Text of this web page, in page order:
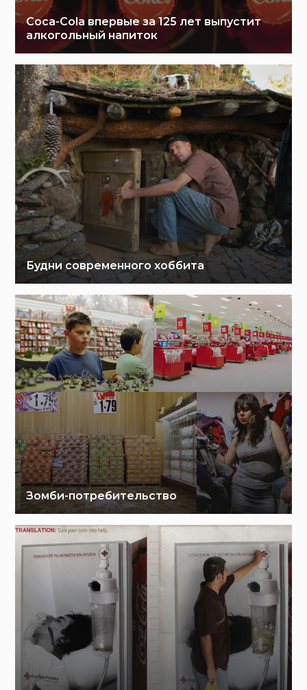
Coca-Cola впервые за 125 лет выпустит
алкогольный напиток
Будни современного хоббита
Зомби-потребительство